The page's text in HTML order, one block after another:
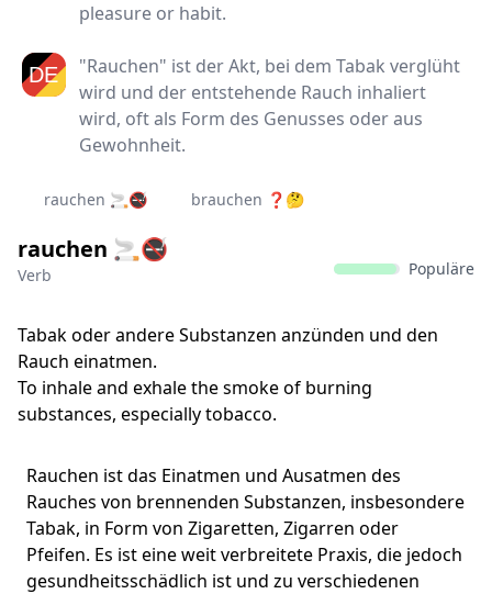
pleasure or habit.
"Rauchen" ist der Akt, bei dem Tabak verglüht
wird und der entstehende Rauch inhaliert
wird, oft als Form des Genusses oder aus
Gewohnheit.
rauchen 🚬🚭 brauchen ❓🤔
rauchen 🚬🚭
Verb Populäre
Tabak oder andere Substanzen anzünden und den
Rauch einatmen.
To inhale and exhale the smoke of burning
substances, especially tobacco.
Rauchen ist das Einatmen und Ausatmen des
Rauches von brennenden Substanzen, insbesondere
Tabak, in Form von Zigaretten, Zigarren oder
Pfeifen. Es ist eine weit verbreitete Praxis, die jedoch
gesundheitsschädlich ist und zu verschiedenen